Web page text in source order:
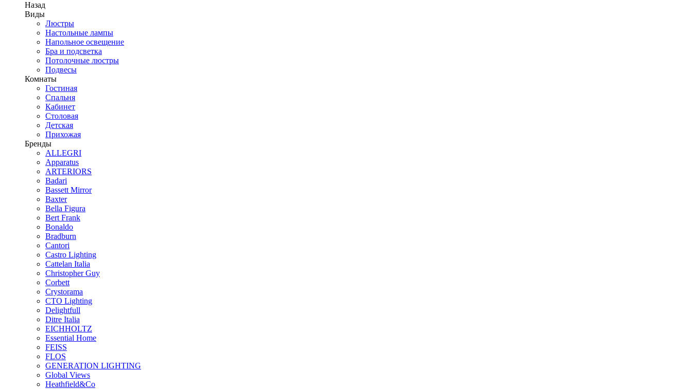
Назад
Виды
Люстры
Настольные лампы
Напольное освещение
Бра и подсветка
Потолочные люстры
Подвесы
Комнаты
Гостиная
Спальня
Кабинет
Столовая
Детская
Прихожая
Бренды
ALLEGRI
Apparatus
ARTERIORS
Badari
Bassett Mirror
Baxter
Bella Figura
Bert Frank
Bonaldo
Bradburn
Cantori
Castro Lighting
Cattelan Italia
Christopher Guy
Corbett
Crystorama
CTO Lighting
Delightfull
Ditre Italia
EICHHOLTZ
Essential Home
FEISS
FLOS
GENERATION LIGHTING
Global Views
Heathfield&Co